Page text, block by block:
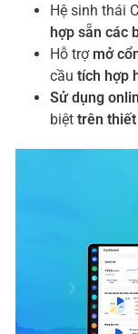
Hệ sinh thái
hợp sẵn các
Hỗ trợ mở
cầu tích hợp
Sử dụng
biệt trên